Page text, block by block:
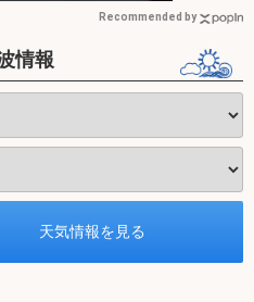
Recommended by
情報